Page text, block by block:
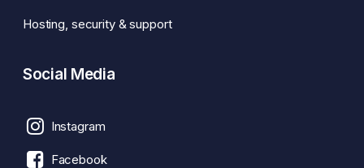
Hosting, security & support
Social Media
Instagram
Facebook